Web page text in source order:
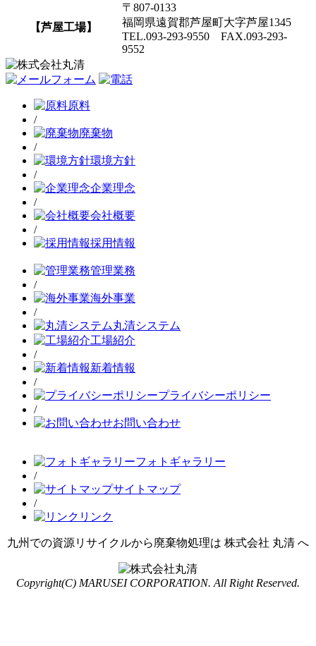
【芦屋工場】
〒807-0133
福岡県遠賀郡芦屋町大字芦屋1345
TEL.093-293-9550 FAX.093-293-
9552
原料
/
廃棄物
/
環境方針
/
企業理念
/
会社概要
/
採用情報
管理業務
/
海外事業
/
丸清システム
工場紹介
/
新着情報
/
プライバシーポリシー
/
お問い合わせ
フォトギャラリー
/
サイトマップ
/
リンク
九州での資源リサイクルから廃棄物処理は 株式会社 丸清 へ
Copyright(C) MARUSEI CORPORATION. All Right Reserved.